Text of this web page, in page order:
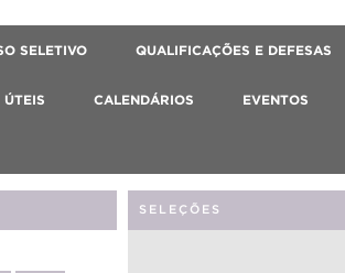
SELETIVO QUALIFICAÇÕES E DEFESAS
ÚTEIS CALENDÁRIOS EVENTOS
SELEÇÕES